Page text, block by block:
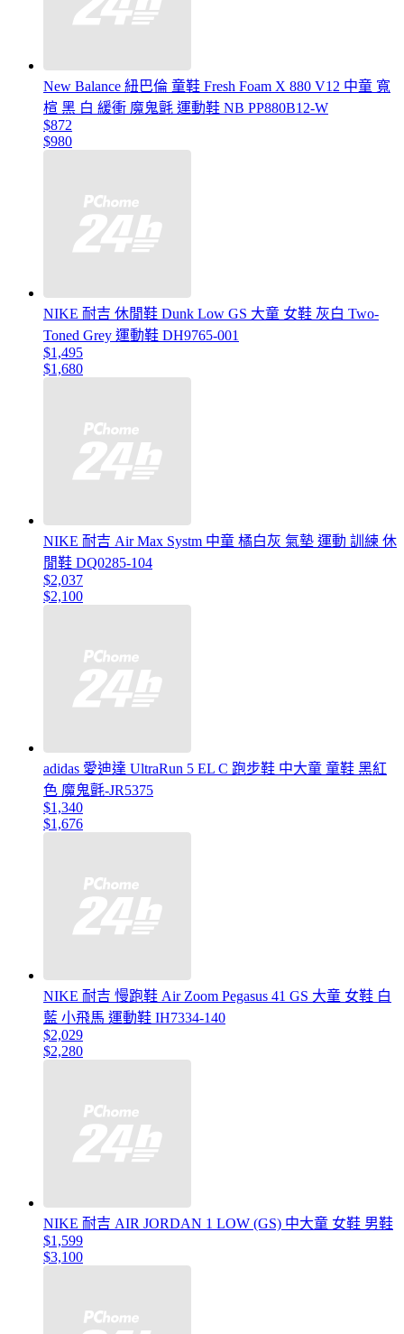
New Balance 紐巴倫 童鞋 Fresh Foam X 880 V12 中童 寬
楦 黑 白 緩衝 魔鬼氈 運動鞋 NB PP880B12-W
$872
$980
NIKE 耐吉 休閒鞋 Dunk Low GS 大童 女鞋 灰白 Two-
Toned Grey 運動鞋 DH9765-001
$1,495
$1,680
NIKE 耐吉 Air Max Systm 中童 橘白灰 氣墊 運動 訓練 休
閒鞋 DQ0285-104
$2,037
$2,100
adidas 愛迪達 UltraRun 5 EL C 跑步鞋 中大童 童鞋 黑紅
色 魔鬼氈-JR5375
$1,340
$1,676
NIKE 耐吉 慢跑鞋 Air Zoom Pegasus 41 GS 大童 女鞋 白
藍 小飛馬 運動鞋 IH7334-140
$2,029
$2,280
NIKE 耐吉 AIR JORDAN 1 LOW (GS) 中大童 女鞋 男鞋
$1,599
$3,100